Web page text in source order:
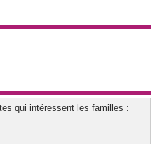
qui intéressent les familles :